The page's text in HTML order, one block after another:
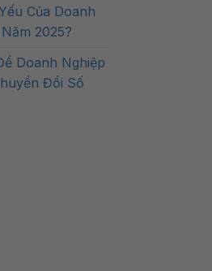
Của Doanh
2025?
Doanh Nghiệp
Đổi Số